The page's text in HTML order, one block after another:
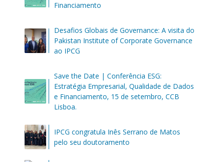
Financiamento
Desafios Globais de Governance: A visita do
Pakistan Institute of Corporate Governance
ao IPCG
Save the Date | Conferência ESG:
Estratégia Empresarial, Qualidade de Dados
e Financiamento, 15 de setembro, CCB
Lisboa.
IPCG congratula Inês Serrano de Matos
pelo seu doutoramento